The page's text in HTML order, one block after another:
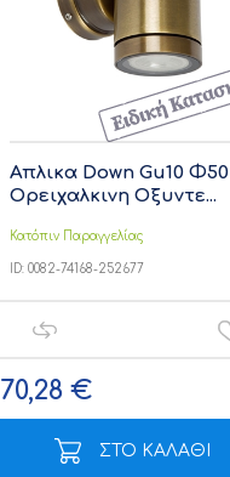
Απλικα Down Gu10 Φ50
Ορειχαλκινη Οξυντε...
Κατόπιν Παραγγελίας
ID: 0082-74168-252677
70,28 €
ΣΤΟ ΚΑΛΑΘΙ